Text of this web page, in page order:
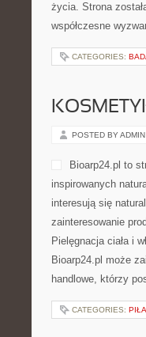
życia. Strona
współczesne
CATEGORIES:
POSTED BY ADMIN
Bioarp24.pl to
inspirowanych
interesują się
zainteresowanie
Pielęgnacja ciała i
Bioarp24.pl może
handlowe, którzy
CATEGORIES: PIŁA